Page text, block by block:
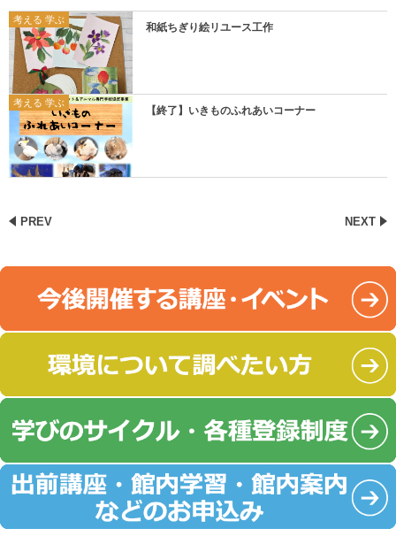
考える 学ぶ
和紙ちぎり絵リユース工作
考える 学ぶ
【終了】いきものふれあいコーナー
PREV NEXT